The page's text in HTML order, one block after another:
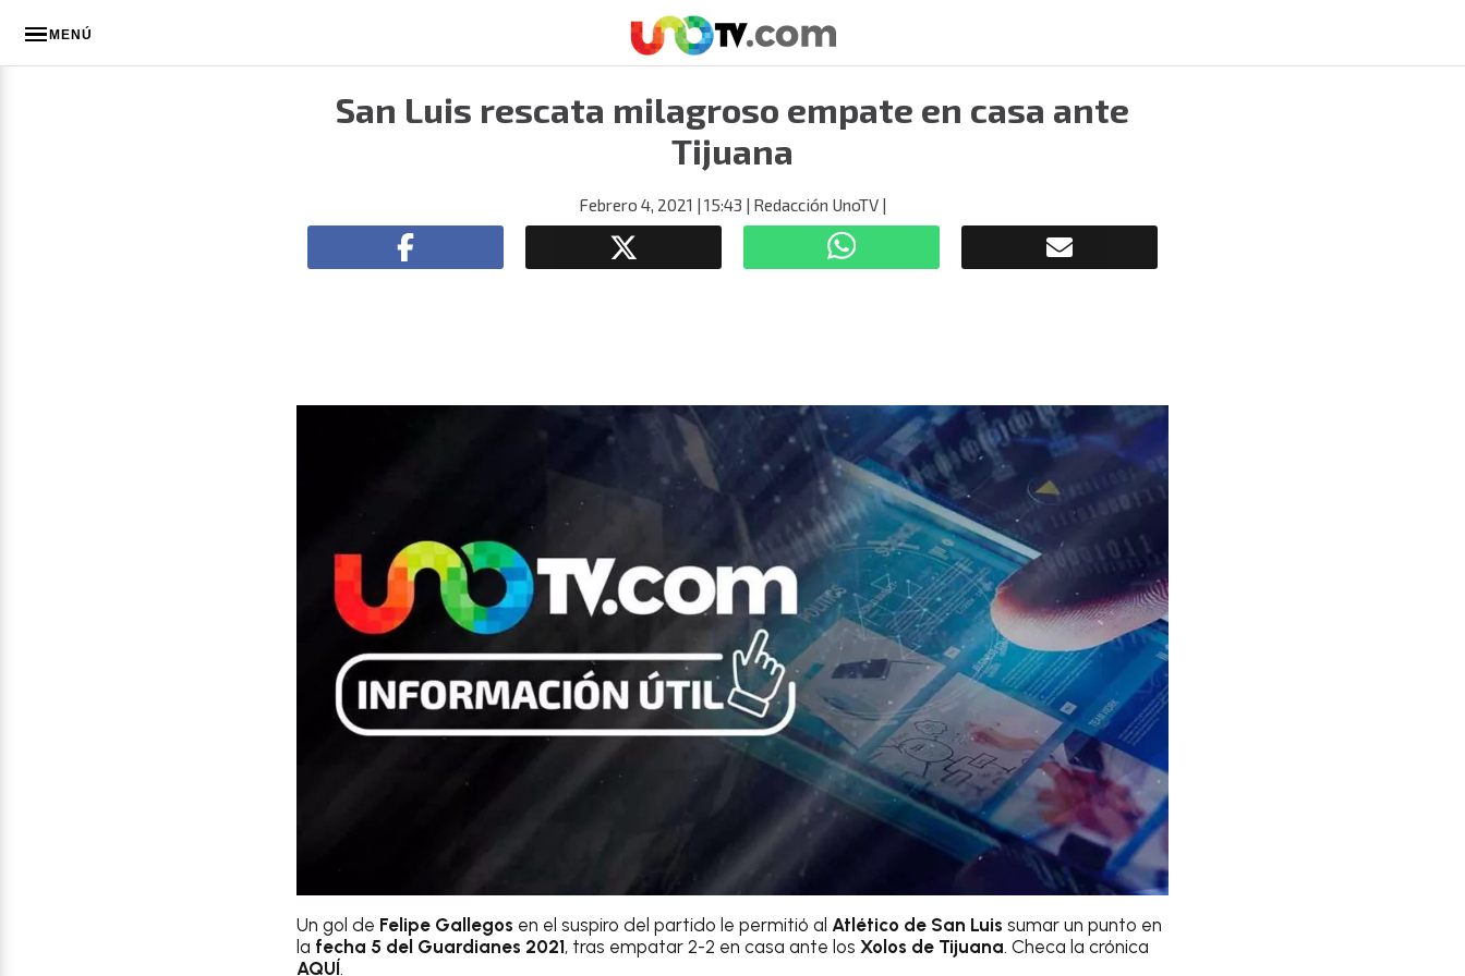
MENÚ
San Luis rescata milagroso empate en casa ante
Tijuana
Febrero 4, 2021 | 15:43 | Redacción UnoTV |
Un gol de Felipe Gallegos en el suspiro del partido le permitió al Atlético de San Luis sumar un punto en
la fecha 5 del Guardianes 2021, tras empatar 2-2 en casa ante los Xolos de Tijuana. Checa la crónica
AQUÍ.